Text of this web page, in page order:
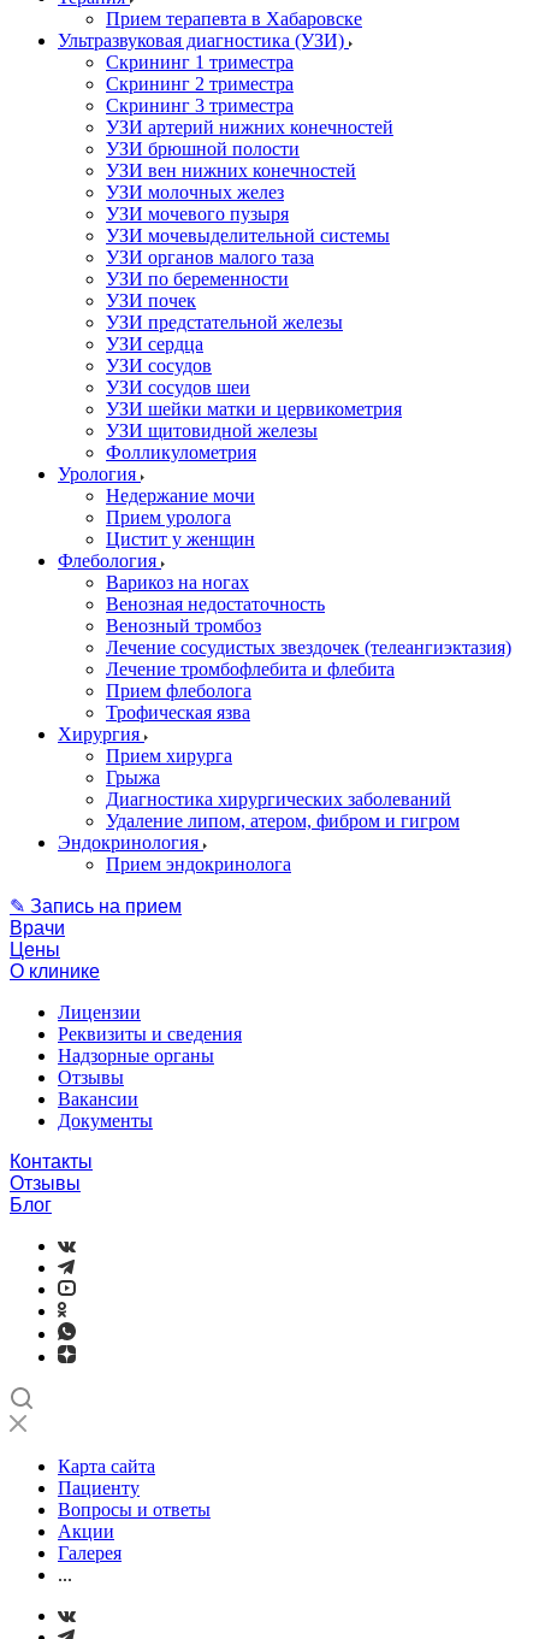
Прием терапевта в Хабаровске
Ультразвуковая диагностика (УЗИ)
Скрининг 1 триместра
Скрининг 2 триместра
Скрининг 3 триместра
УЗИ артерий нижних конечностей
УЗИ брюшной полости
УЗИ вен нижних конечностей
УЗИ молочных желез
УЗИ мочевого пузыря
УЗИ мочевыделительной системы
УЗИ органов малого таза
УЗИ по беременности
УЗИ почек
УЗИ предстательной железы
УЗИ сердца
УЗИ сосудов
УЗИ сосудов шеи
УЗИ шейки матки и цервикометрия
УЗИ щитовидной железы
Фолликулометрия
Урология
Недержание мочи
Прием уролога
Цистит у женщин
Флебология
Варикоз на ногах
Венозная недостаточность
Венозный тромбоз
Лечение сосудистых звездочек (телеангиэктазия)
Лечение тромбофлебита и флебита
Прием флеболога
Трофическая язва
Хирургия
Прием хирурга
Грыжа
Диагностика хирургических заболеваний
Удаление липом, атером, фибром и гигром
Эндокринология
Прием эндокринолога
✎ Запись на прием
Врачи
Цены
О клинике
Лицензии
Реквизиты и сведения
Надзорные органы
Отзывы
Вакансии
Документы
Контакты
Отзывы
Блог
Карта сайта
Пациенту
Вопросы и ответы
Акции
Галерея
...